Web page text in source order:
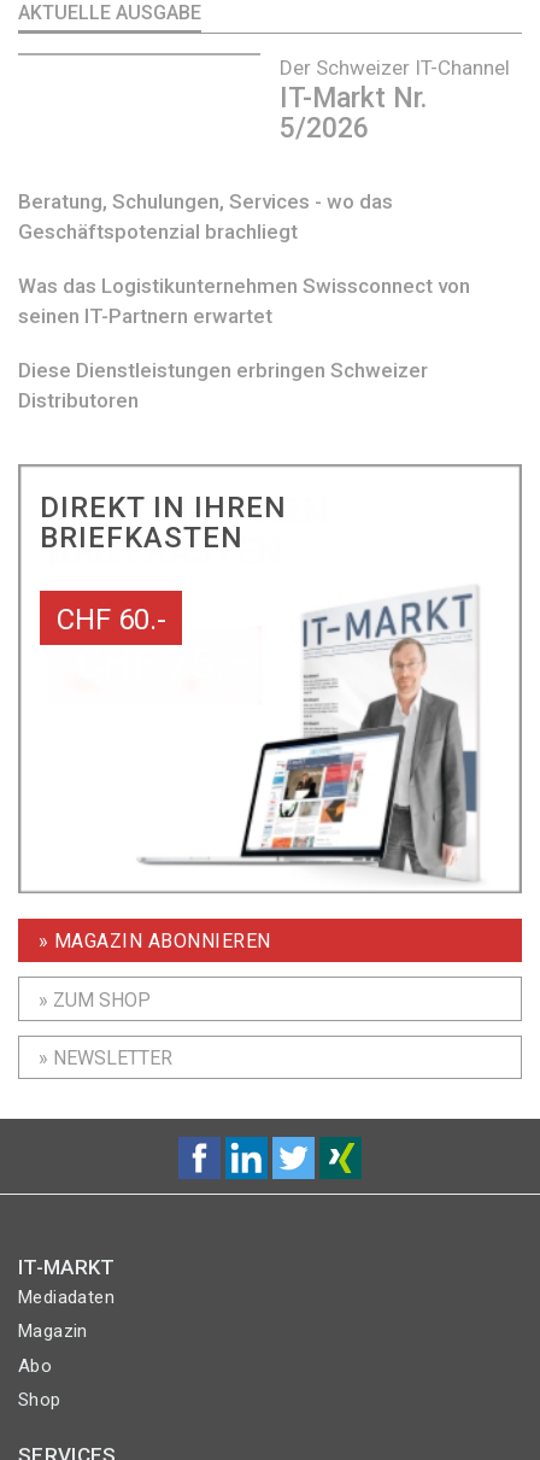
AKTUELLE AUSGABE
Der Schweizer IT-Channel
IT-Markt Nr.
5/2026
Beratung, Schulungen, Services - wo das
Geschäftspotenzial brachliegt
Was das Logistikunternehmen Swissconnect von
seinen IT-Partnern erwartet
Diese Dienstleistungen erbringen Schweizer
Distributoren
DIREKT IN IHREN
BRIEFKASTEN
CHF 60.-
» MAGAZIN ABONNIEREN
» ZUM SHOP
» NEWSLETTER
IT-MARKT
Mediadaten
Magazin
Abo
Shop
SERVICES